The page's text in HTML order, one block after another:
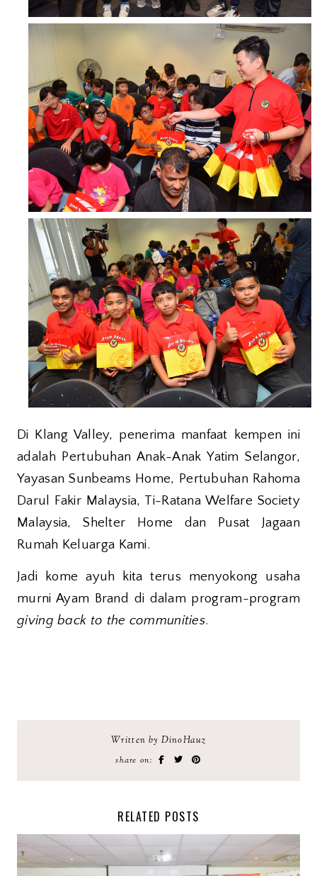
Di Klang Valley, penerima manfaat kempen ini
adalah Pertubuhan Anak-Anak Yatim Selangor,
Yayasan Sunbeams Home, Pertubuhan Rahoma
Darul Fakir Malaysia, Ti-Ratana Welfare Society
Malaysia, Shelter Home dan Pusat Jagaan
Rumah Keluarga Kami.
Jadi kome ayuh kita terus menyokong usaha
murni Ayam Brand di dalam program-program
giving back to the communities.
Written by DinoHauz
share on:
RELATED POSTS